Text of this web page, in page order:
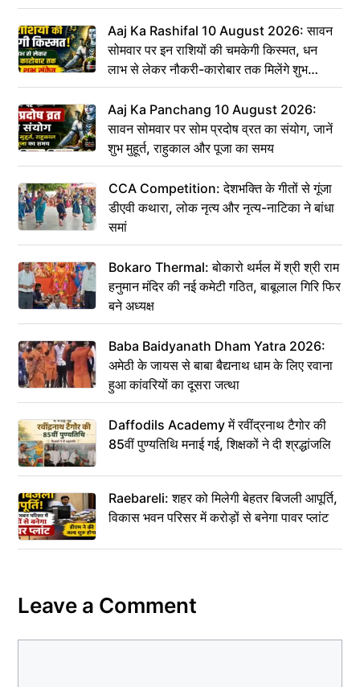
Aaj Ka Rashifal 10 August 2026: सावन
सोमवार पर इन राशियों की चमकेगी किस्मत, धन
लाभ से लेकर नौकरी-कारोबार तक मिलेंगे शुभ
संकेत
Aaj Ka Panchang 10 August 2026:
सावन सोमवार पर सोम प्रदोष व्रत का संयोग, जानें
शुभ मुहूर्त, राहुकाल और पूजा का समय
CCA Competition: देशभक्ति के गीतों से गूंजा
डीएवी कथारा, लोक नृत्य और नृत्य-नाटिका ने बांधा
समां
Bokaro Thermal: बोकारो थर्मल में श्री श्री राम
हनुमान मंदिर की नई कमेटी गठित, बाबूलाल गिरि फिर
बने अध्यक्ष
Baba Baidyanath Dham Yatra 2026:
अमेठी के जायस से बाबा बैद्यनाथ धाम के लिए रवाना
हुआ कांवरियों का दूसरा जत्था
Daffodils Academy में रवींद्रनाथ टैगोर की
85वीं पुण्यतिथि मनाई गई, शिक्षकों ने दी श्रद्धांजलि
Raebareli: शहर को मिलेगी बेहतर बिजली आपूर्ति,
विकास भवन परिसर में करोड़ों से बनेगा पावर प्लांट
Leave a Comment